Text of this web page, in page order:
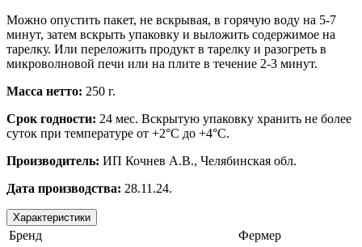
Можно опустить пакет, не вскрывая, в горячую воду на 5-7
минут, затем вскрыть упаковку и выложить содержимое на
тарелку. Или переложить продукт в тарелку и разогреть в
микроволновой печи или на плите в течение 2-3 минут.
Масса нетто: 250 г.
Срок годности: 24 мес. Вскрытую упаковку хранить не более
суток при температуре от +2°С до +4°C.
Производитель: ИП Кочнев А.В., Челябинская обл.
Дата производства: 28.11.24.
Характеристики
Бренд
Фермер